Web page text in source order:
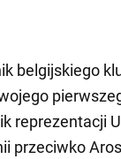
belgijskiego
reprezentacji
przeciwko